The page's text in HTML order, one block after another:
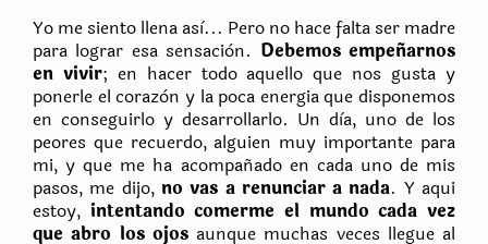
Yo me siento llena asì... Pero no hace falta ser madre
para lograr esa sensaciòn. Debemos empeñarnos
en vivir; en hacer todo aquello que nos gusta y
ponerle el corazòn y la poca energia que disponemos
en conseguirlo y desarrollarlo. Un dìa, uno de los
peores que recuerdo, alguien muy importante para
mi, y que me ha acompañado en cada uno de mis
pasos, me dijo, no vas a renunciar a nada. Y aqui
estoy, intentando comerme el mundo cada vez
que abro los ojosaunque muchas veces llegue al